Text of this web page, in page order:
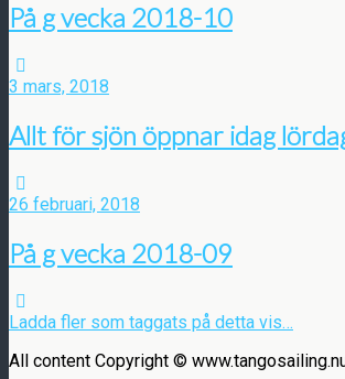
På g vecka 2018-10
3 mars, 2018
Allt för sjön öppnar idag
26 februari, 2018
På g vecka 2018-09
Ladda fler som taggats på detta vis…
All content Copyright ©